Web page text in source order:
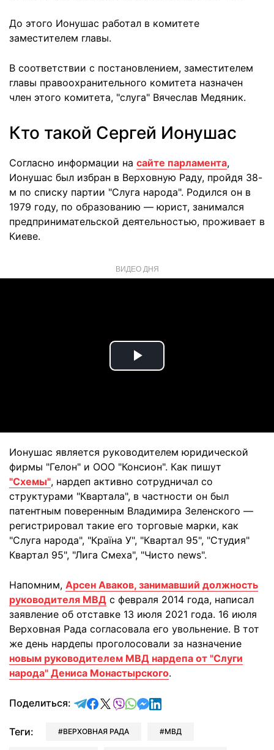
До этого Ионушас работал в комитете
заместителем главы.
В соответствии с постановлением, заместителем
главы правоохранительного комитета назначен
член этого комитета, "слуга" Вячеслав Медяник.
Кто такой Сергей Ионушас
Согласно информации на сайте парламента,
Ионушас был избран в Верховную Раду, пройдя 38-
м по списку партии "Слуга народа". Родился он в
1979 году, по образованию — юрист, занимался
предпринимательской деятельностью, проживает в
Киеве.
ВИДЕО ДНЯ
Play
Ионушас является руководителем юридической
фирмы "Гелон" и ООО "Консион". Как пишут
"Схемы", нардеп активно сотрудничал со
структурами "Квартала", в частности он был
патентным поверенным Владимира Зеленского —
регистрировал такие его торговые марки, как
"Слуга народа", "Країна У", "Квартал 95", "Студия"
Квартал 95", "Лига Смеха", "Чисто news".
Напомним, Арсен Аваков, занимавший должность
руководителя МВД с февраля 2014 года, написал
заявление об отставке 13 июля 2021 года. 16 июля
Верховная Рада согласовала его увольнение. В тот
же день нардепы проголосовали за назначение
новым руководителем МВД нардепа от "Слуги
народа" Дениса Монастырского.
Поделиться: отправить в Telegram
поделиться в Facebook
поделиться в X
отправить в Viber
отправить в Whatsapp
отправить в Messenger
отправить в LinkedIn
Теги: ВЕРХОВНАЯ РАДА МВД